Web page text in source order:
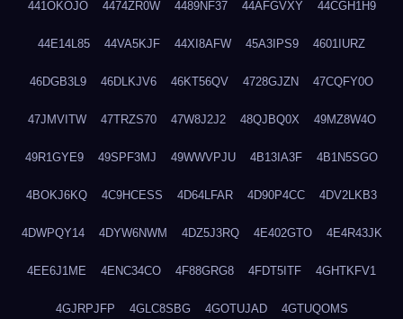
441OKOJO 4474ZR0W 4489NF37 44AFGVXY 44CGH1H9
44E14L85 44VA5KJF 44XI8AFW 45A3IPS9 4601IURZ
46DGB3L9 46DLKJV6 46KT56QV 4728GJZN 47CQFY0O
47JMVITW 47TRZS70 47W8J2J2 48QJBQ0X 49MZ8W4O
49R1GYE9 49SPF3MJ 49WWVPJU 4B13IA3F 4B1N5SGO
4BOKJ6KQ 4C9HCESS 4D64LFAR 4D90P4CC 4DV2LKB3
4DWPQY14 4DYW6NWM 4DZ5J3RQ 4E402GTO 4E4R43JK
4EE6J1ME 4ENC34CO 4F88GRG8 4FDT5ITF 4GHTKFV1
4GJRPJFP 4GLC8SBG 4GOTUJAD 4GTUQOMS